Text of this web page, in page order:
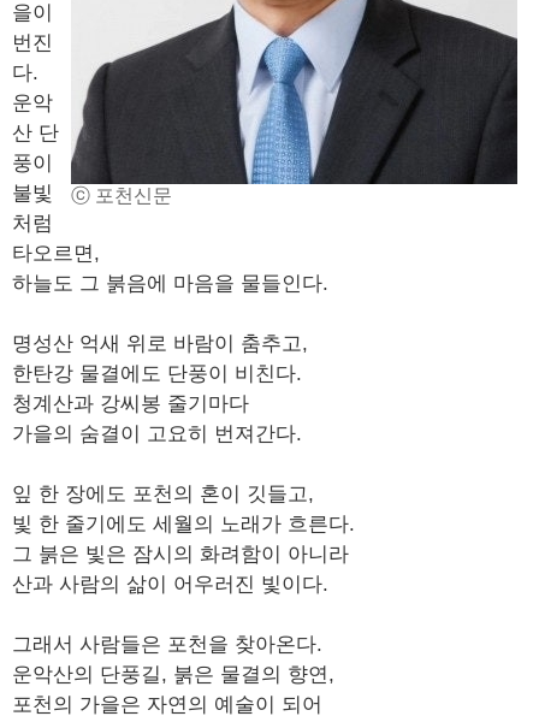
ⓒ 포천신문
을이
번진
다.
운악
산 단
풍이
불빛
처럼
타오르면,
하늘도 그 붉음에 마음을 물들인다.
명성산 억새 위로 바람이 춤추고,
한탄강 물결에도 단풍이 비친다.
청계산과 강씨봉 줄기마다
가을의 숨결이 고요히 번져간다.
잎 한 장에도 포천의 혼이 깃들고,
빛 한 줄기에도 세월의 노래가 흐른다.
그 붉은 빛은 잠시의 화려함이 아니라
산과 사람의 삶이 어우러진 빛이다.
그래서 사람들은 포천을 찾아온다.
운악산의 단풍길, 붉은 물결의 향연,
포천의 가을은 자연의 예술이 되어